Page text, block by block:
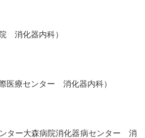
消化器内科）
医療センター 消化器内科）
ンター大森病院消化器病センター 消